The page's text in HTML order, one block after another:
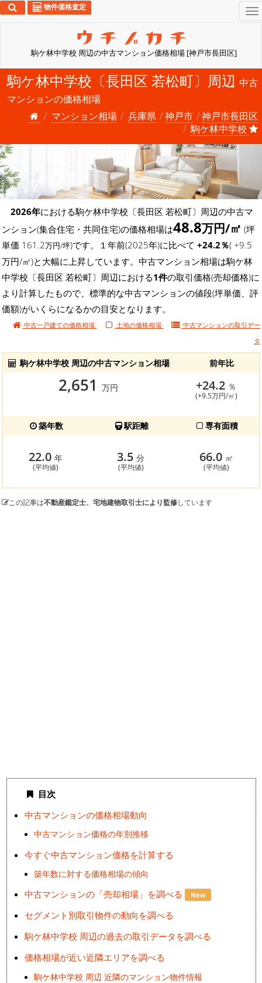
駒ケ林中学校 周辺の中古マンション価格相場 [神戸市長田区]
物件価格査定
駒ケ林中学校〔長田区 若松町〕周辺 中古
マンションの価格相場
マンション相場
兵庫県 神戸市
神戸市長田区
駒ケ林中学校
2026年における駒ケ林中学校〔長田区 若松町〕周辺の中古マ
ンション(集合住宅・共同住宅)の価格相場は48.8万円/㎡ (坪
単価 161.2万円/坪)です。１年前(2025年)に比べて +24.2％( +9.5
万円/㎡)と大幅に上昇しています。中古マンション相場は駒ケ林
中学校〔長田区 若松町〕周辺における1件の取引価格(売却価格)に
より計算したもので、標準的な中古マンションの値段(坪単価、評
価額)がいくらになるかの目安となります。
中古一戸建ての価格相場 土地の価格相場 中古マンションの取引デー
タ
駒ケ林中学校 周辺の中古マンション相場 前年比
2,651 万円 +24.2 ％
(+9.5万円/㎡)
築年数 駅距離 専有面積
22.0 年
(平均値)
3.5分
(平均値)
66.0 ㎡
(平均値)
この記事は不動産鑑定士、宅地建物取引士により監修しています
目次
中古マンションの価格相場動向
中古マンション価格の年別推移
今すぐ中古マンション価格を計算する
築年数に対する価格相場の傾向
中古マンションの「売却相場」を調べる New
セグメント別取引物件の動向を調べる
駒ケ林中学校 周辺の過去の取引データを調べる
価格相場が近い近隣エリアを調べる
駒ケ林中学校 周辺 近隣のマンション物件情報